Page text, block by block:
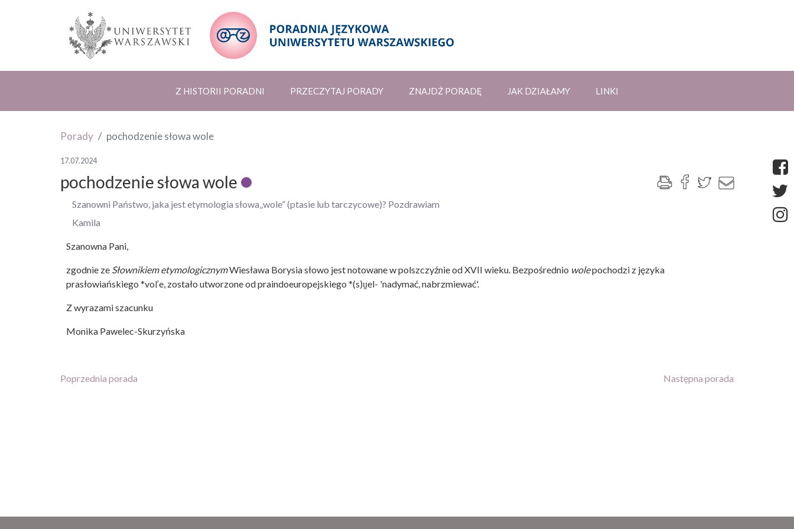
Z HISTORII PORADNI PRZECZYTAJ PORADY ZNAJDŹ PORADĘ JAK DZIAŁAMY LINKI
Porady pochodzenie słowa wole
17.07.2024
pochodzenie słowa wole
Szanowni Państwo, jaka jest etymologia słowa„wole” (ptasie lub tarczycowe)? Pozdrawiam
Kamila
Szanowna Pani,
zgodnie ze Słownikiem etymologicznymWiesława Borysia słowo jest notowane w polszczyźnie od XVII wieku. Bezpośrednio wolepochodzi z języka
prasłowiańskiego *voľe, zostało utworzone od praindoeuropejskiego *(s)ṷel- 'nadymać, nabrzmiewać'.
Z wyrazami szacunku
Monika Pawelec-Skurzyńska
Poprzednia porada Następna porada